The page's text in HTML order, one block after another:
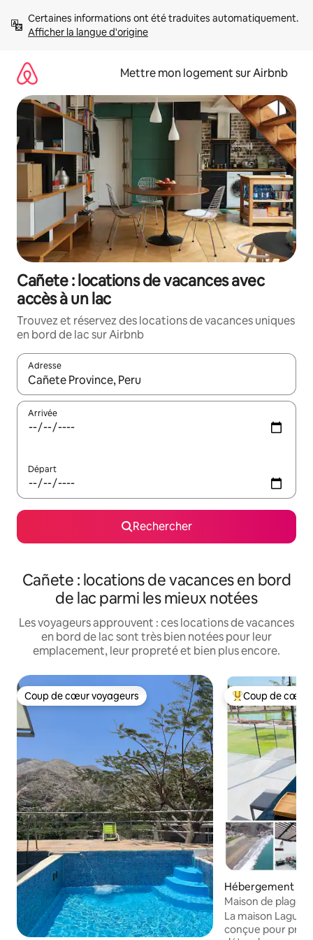
directement
Afficher la langue d'origine
Mettre mon logement sur Airbnb
Cañete : locations de vacances avec
accès à un lac
Trouvez et réservez des locations de vacances uniques
en bord de lac sur Airbnb
Adresse
Lorsque les résultats s'affichent, utilisez les flèches vers le
Arrivée
Départ
Rechercher
Cañete : locations de vacances en bord
de lac parmi les mieux notées
Les voyageurs approuvent : ces locations de vacances
en bord de lac sont très bien notées pour leur
emplacement, leur propreté et bien plus encore.
Coup de cœur voyageurs
Coup de cœur voyageurs Coups de cœur
Coup de cœur
Hébergement ⋅
de Cañete
Maison de plage
Bujama | Face à la
La maison
conçue pour